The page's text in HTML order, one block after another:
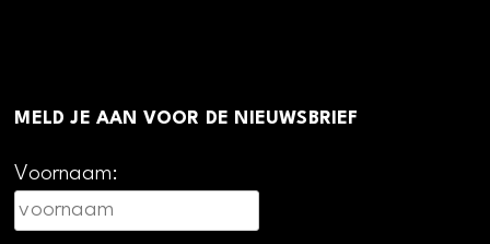
MELD JE AAN VOOR DE NIEUWSBRIEF
Voornaam: